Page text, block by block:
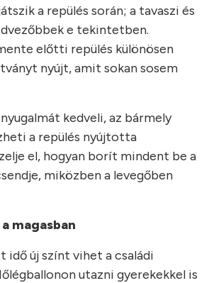
a repülés során; a tavaszi és
e tekintetben.
előtti repülés különösen
nyújt, amit sokan sosem
kedveli, az bármely
a repülés nyújtotta
el, hogyan borít mindent be a
miközben a levegőben
magasban
új színt vihet a családi
utazni gyerekekkel is